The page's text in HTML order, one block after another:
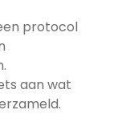
protocol
aan wat